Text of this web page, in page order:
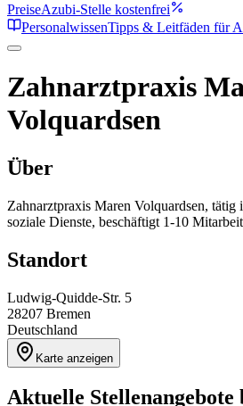
PreiseAzubi-Stelle kostenfrei
PersonalwissenTipps & Leitfäden für
Zahnarztpraxis
Volquardsen
Über
Zahnarztpraxis Maren Volquardsen,
soziale Dienste, beschäftigt 1-10
Standort
Ludwig-Quidde-Str. 5
28207 Bremen
Deutschland
Karte anzeigen
Aktuelle Stellenangebote